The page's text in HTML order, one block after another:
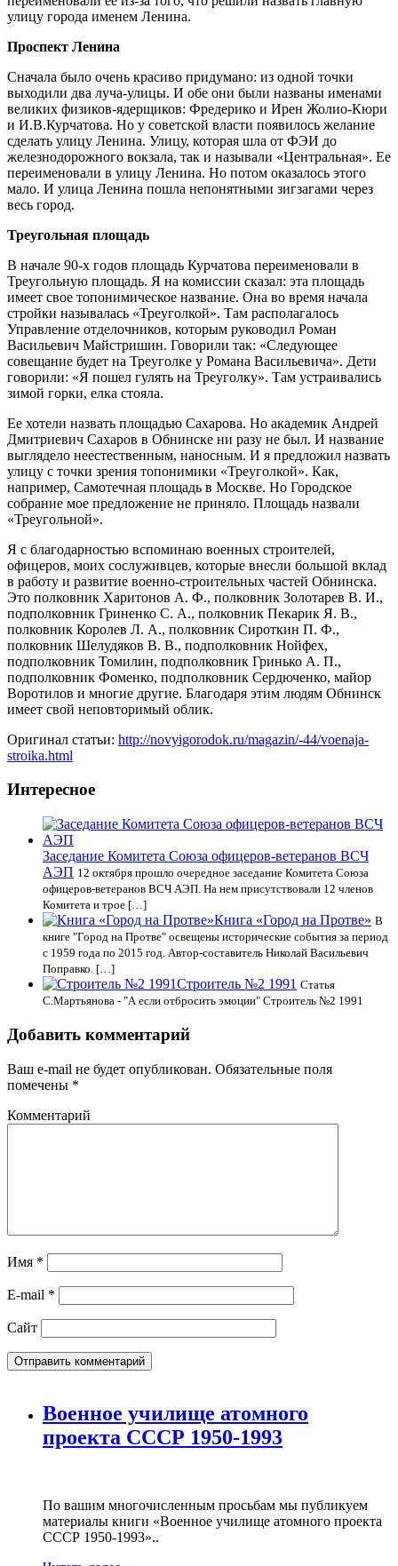
улицу города именем Ленина.
Проспект Ленина
Сначала было очень красиво придумано: из одной точки
выходили два луча-улицы. И обе они были названы именами
великих физиков-ядерщиков: Фредерико и Ирен Жолио-Кюри
и И.В.Курчатова. Но у советской власти появилось желание
сделать улицу Ленина. Улицу, которая шла от ФЭИ до
железнодорожного вокзала, так и называли «Центральная». Ее
переименовали в улицу Ленина. Но потом оказалось этого
мало. И улица Ленина пошла непонятными зигзагами через
весь город.
Треугольная площадь
В начале 90-х годов площадь Курчатова переименовали в
Треугольную площадь. Я на комиссии сказал: эта площадь
имеет свое топонимическое название. Она во время начала
стройки называлась «Треуголкой». Там располагалось
Управление отделочников, которым руководил Роман
Васильевич Майстришин. Говорили так: «Следующее
совещание будет на Треуголке у Романа Васильевича». Дети
говорили: «Я пошел гулять на Треуголку». Там устраивались
зимой горки, елка стояла.
Ее хотели назвать площадью Сахарова. Но академик Андрей
Дмитриевич Сахаров в Обнинске ни разу не был. И название
выглядело неестественным, наносным. И я предложил назвать
улицу с точки зрения топонимики «Треуголкой». Как,
например, Самотечная площадь в Москве. Но Городское
собрание мое предложение не приняло. Площадь назвали
«Треугольной».
Я с благодарностью вспоминаю военных строителей,
офицеров, моих сослуживцев, которые внесли большой вклад
в работу и развитие военно-строительных частей Обнинска.
Это полковник Харитонов А. Ф., полковник Золотарев В. И.,
подполковник Гриненко С. А., полковник Пекарик Я. В.,
полковник Королев Л. А., полковник Сироткин П. Ф.,
полковник Шелудяков В. В., подполковник Нойфех,
подполковник Томилин, подполковник Гринько А. П.,
подполковник Фоменко, подполковник Сердюченко, майор
Воротилов и многие другие. Благодаря этим людям Обнинск
имеет свой неповторимый облик.
Оригинал статьи: http://novyigorodok.ru/magazin/-44/voenaja-
stroika.html
Интересное
Заседание Комитета Союза офицеров-ветеранов ВСЧ
АЭП 12 октября прошло очередное заседание Комитета Союза
офицеров-ветеранов ВСЧ АЭП. На нем присутствовали 12 членов
Комитета и трое […]
Книга «Город на Протве» В
книге "Город на Протве" освещены исторические события за период
с 1959 года по 2015 год. Автор-составитель Николай Васильевич
Поправко. […]
Строитель №2 1991 Статья
С.Мартьянова - "А если отбросить эмоции" Строитель №2 1991
Добавить комментарий
Ваш e-mail не будет опубликован. Обязательные поля
помечены *
Комментарий
Имя *
E-mail *
Сайт
Военное училище атомного
проекта СССР 1950-1993
По вашим многочисленным просьбам мы публикуем
материалы книги «Военное училище атомного проекта
СССР 1950-1993»..